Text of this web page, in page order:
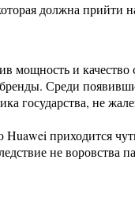
должна прийти
мощность и
Среди
не
приходится
не